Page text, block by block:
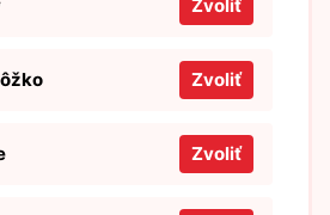
Zvoliť
Zvoliť
Zvoliť